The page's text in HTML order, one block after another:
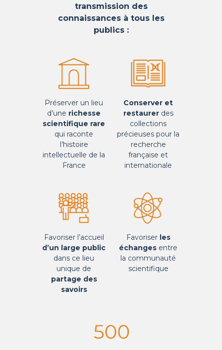
transmission des
connaissances à tous les
publics :
Préserver un lieu
d’une richesse
scientifique rare
qui raconte
l’histoire
intellectuelle de la
France
Conserver et
restaurerdes
collections
précieuses pour la
recherche
française et
internationale
Favoriser l’accueil
d’un large public
dans ce lieu
unique de
partage des
savoirs
Favoriser les
échanges entre
la communauté
scientifique